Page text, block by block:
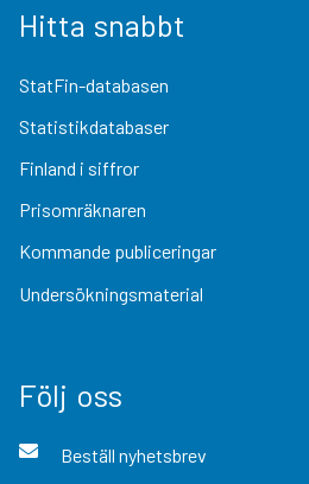
Hitta snabbt
StatFin-databasen
Statistikdatabaser
Finland i siffror
Prisomräknaren
Kommande publiceringar
Undersökningsmaterial
Följ oss
Beställ nyhetsbrev